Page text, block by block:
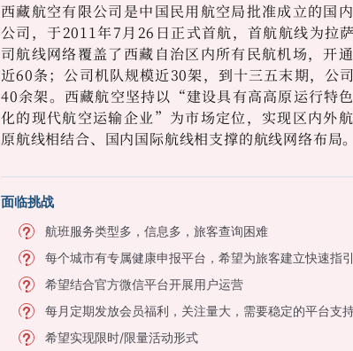
西藏航空有限公司是中国民用航空局批准成立的国
公司，于2011年7月26日正式首航，首航航线为拉
司航线网络覆盖了西藏自治区内所有民航机场，开
近60条；公司机队规模近30架，到十三五末期，公
40余架。西藏航空坚持以“建设具有高高原运行特
化的现代航空运输企业”为市场定位，实现区内外
原航线相结合、国内国际航线相支撑的航线网络布局。
面临挑战
航班服务类型多，信息多，旅客查询困难
每个城市有专属健康申报平台，希望为旅客建立快速指引
希望结合官方微信平台开展用户运营
每月定期发放会员福利，关注量大，需要稳定的平台支
希望实现限时/限量活动形式